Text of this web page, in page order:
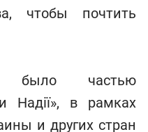
чтобы почтить
было частью
Надії», в рамках
и других стран